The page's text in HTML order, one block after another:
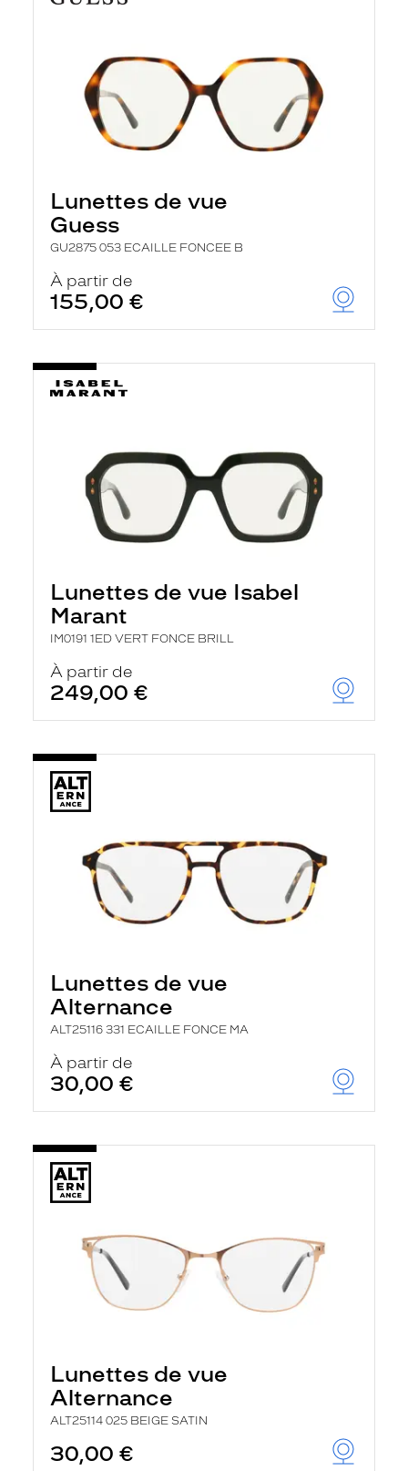
Lunettes de vue
Guess
GU2875 053 ECAILLE FONCEE B
À partir de
155,00 €
Lunettes de vue Isabel
Marant
IM0191 1ED VERT FONCE BRILL
À partir de
249,00 €
Lunettes de vue
Alternance
ALT25116 331 ECAILLE FONCE MA
À partir de
30,00 €
Lunettes de vue
Alternance
ALT25114 025 BEIGE SATIN
30,00 €